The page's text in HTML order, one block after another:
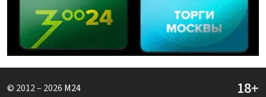
© 2012 – 2026 M24